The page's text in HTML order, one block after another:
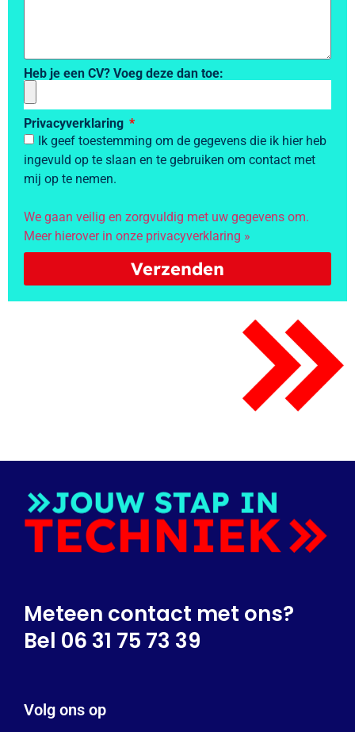
Heb je een CV? Voeg deze dan toe:
Privacyverklaring
Ik geef toestemming om de gegevens die ik hier heb
ingevuld op te slaan en te gebruiken om contact met
mij op te nemen.
We gaan veilig en zorgvuldig met uw gegevens om.
Meer hierover in onze privacyverklaring »
Verzenden
Meteen contact met ons?
Bel 06 31 75 73 39
Volg ons op